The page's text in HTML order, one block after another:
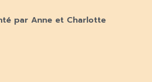
par Anne et Charlotte